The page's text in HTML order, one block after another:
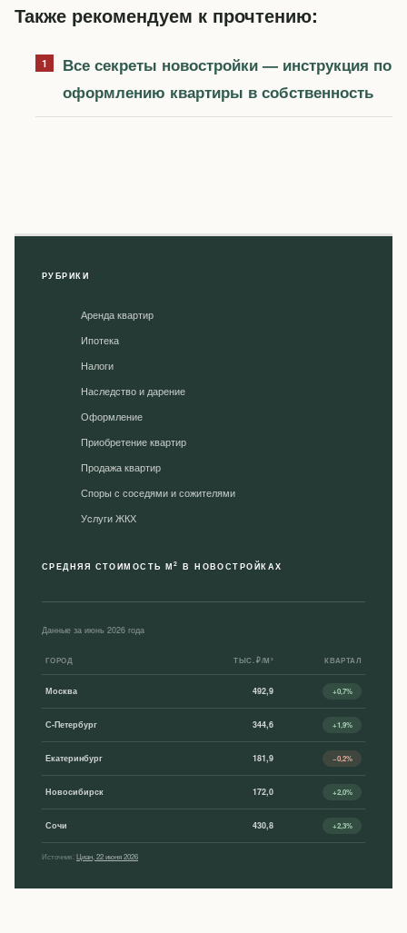
Также рекомендуем к прочтению:
Все секреты новостройки — инструкция по
оформлению квартиры в собственность
РУБРИКИ
Аренда квартир
Ипотека
Налоги
Наследство и дарение
Оформление
Приобретение квартир
Продажа квартир
Споры с соседями и сожителями
Уcлуги ЖКХ
СРЕДНЯЯ СТОИМОСТЬ М2 В НОВОСТРОЙКАХ
Данные за июнь 2026 года
ГОРОД ТЫС. ₽/М² КВАРТАЛ
Москва 492,9 +0,7%
С-Петербург 344,6 +1,9%
Екатеринбург 181,9 −0,2%
Новосибирск 172,0 +2,0%
Сочи 430,8 +2,3%
Источник:Циан, 22 июня 2026